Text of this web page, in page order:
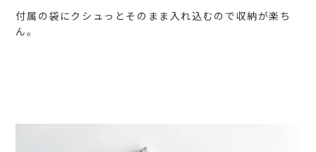
付属の袋にクシュっとそのまま入れ込むので収納が楽ち
ん。